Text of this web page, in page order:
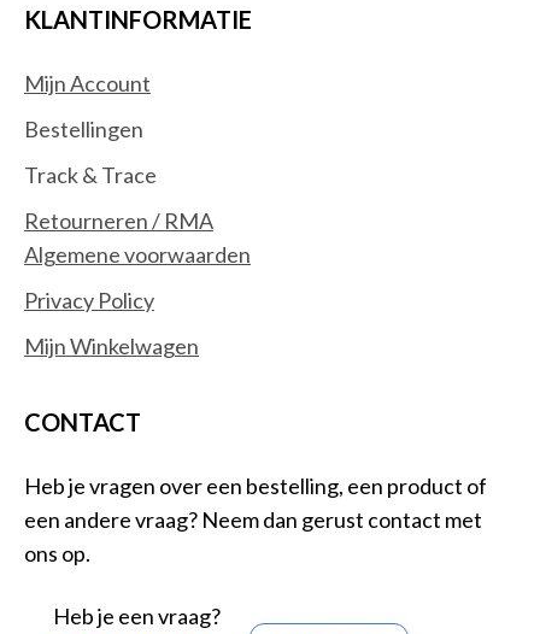
KLANTINFORMATIE
Mijn Account
Bestellingen
Track & Trace
Retourneren / RMA
Algemene voorwaarden
Privacy Policy
Mijn Winkelwagen
CONTACT
Heb je vragen over een bestelling, een product of
een andere vraag? Neem dan gerust contact met
ons op.
Heb je een vraag?